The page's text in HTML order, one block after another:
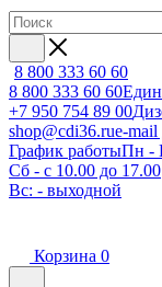
8 800 333 60 60
8 800 333 60 60
+7 950 754 89 00
shop@cdi36.rue-mail
График работыПн -
Сб - с 10.00 до 17.00
Вс: - выходной
Корзина 0